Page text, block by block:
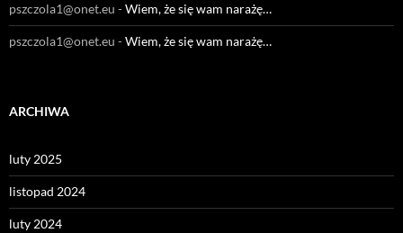
pszczola1@onet.eu -Wiem, że się wam narażę…
pszczola1@onet.eu -Wiem, że się wam narażę…
ARCHIWA
luty 2025
listopad 2024
luty 2024